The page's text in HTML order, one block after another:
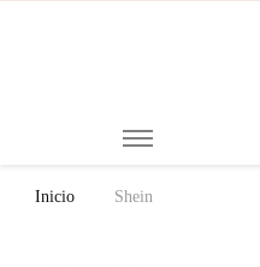
Inicio Shein